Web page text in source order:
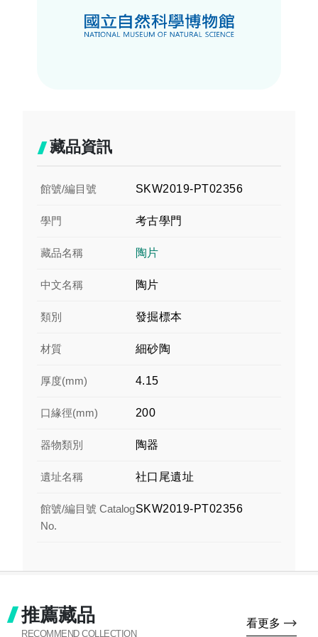
藏品資訊
館號/編目號 SKW2019-PT02356
學門 考古學門
藏品名稱 陶片
中文名稱 陶片
類別 發掘標本
材質 細砂陶
厚度(mm) 4.15
口緣徑(mm) 200
器物類別 陶器
遺址名稱 社口尾遺址
館號/編目號 Catalog
No.
SKW2019-PT02356
推薦藏品
RECOMMEND COLLECTION
看更多